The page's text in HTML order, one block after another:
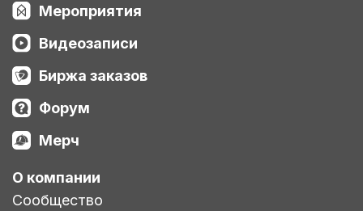
Мероприятия
Видеозаписи
Биржа заказов
Форум
Мерч
О компании
Сообщество